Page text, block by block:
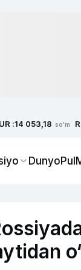
:14 053,18 so'm
DunyoPul